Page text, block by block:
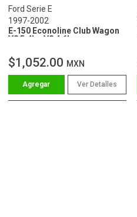
Ford Serie E
1997-2002
E-150 Econoline Club Wagon
V8 5.4L - V8 4.6L
$1,052.00 MXN
Ver Detalles